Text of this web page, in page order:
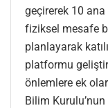
geçirerek 10
fiziksel mesafe
planlayarak
platformu
önlemlere ek
Bilim Kurulu’nun